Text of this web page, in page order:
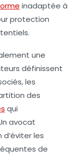
inadaptée à
protection
une
définissent
les
des
qui
avocat
les
de